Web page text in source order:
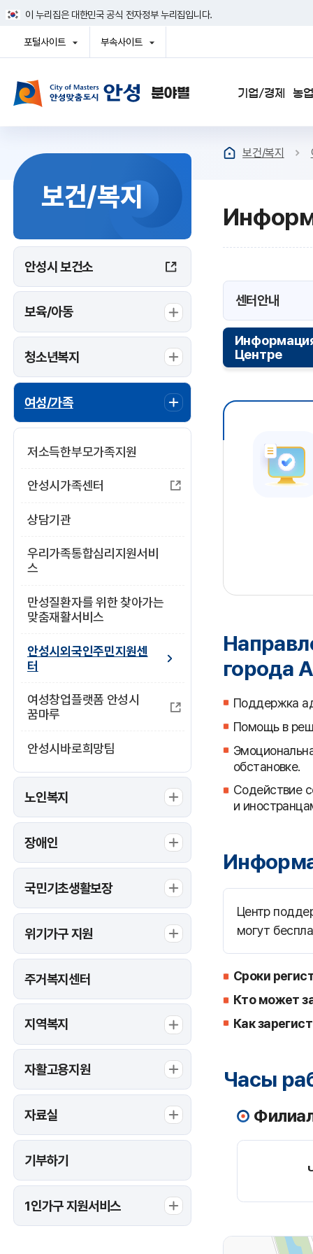
너
메
이 누리집은 대한민국 공식 전자정부 누리집입니다.
포털사이트
부속사이트
기업/경제 농
사이트맵
보건/복지
안성시 보건소
보육/아동
청소년복지
여성/가족
저소득한부모가족지원
안성시가족센터
상담기관
우리가족통합심리지원서비
스
만성질환자를 위한 찾아가는
맞춤재활서비스
안성시외국인주민지원센
터
여성창업플랫폼 안성시
꿈마루
안성시바로희망팀
노인복지
장애인
국민기초생활보장
위기가구 지원
주거복지센터
지역복지
자활고용지원
자료실
기부하기
1인가구 지원서비스
보건/복지
센터안내
Центре
города
Поддержка
Помощь в
обстановке.
Содействие
и
Центр
могут
Сроки
Кто может
Как
Часы